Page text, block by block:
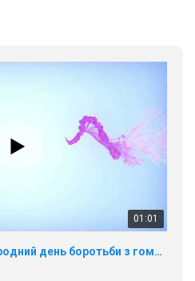
19 не дали нам можливості
відео-звернення про те, що
та не можемо зустрінеться, ми
поділяє цінності рівності та
нас. Регіональні підрозділи
1 Комментариев